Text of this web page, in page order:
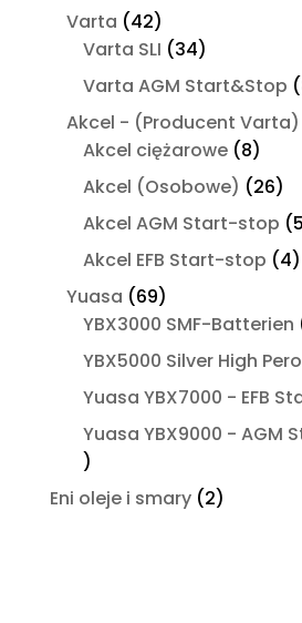
Varta 4242
produkty
Varta SLI 3434
produkty
Varta AGM Start&Stop
Akcel - (Producent Varta)
Akcel ciężarowe 88
Akcel (Osobowe) 2626
Akcel AGM Start-stop 5
Akcel EFB Start-stop 44
Yuasa 6969
produktów
YBX3000 SMF-Batterien
YBX5000 Silver High
Yuasa YBX7000 - EFB
Yuasa YBX9000 - AGM
6
produktów
Eni oleje i smary 22